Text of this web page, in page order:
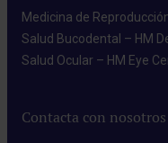
Medicina de
Salud Bucodental – HM
Salud Ocular – HM Eye
Contacta con nosotros